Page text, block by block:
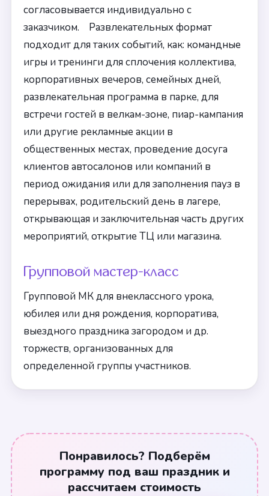
согласовывается индивидуально с
заказчиком. Развлекательных формат
подходит для таких событий, как: командные
игры и тренинги для сплочения коллектива,
корпоративных вечеров, семейных дней,
развлекательная программа в парке, для
встречи гостей в велкам-зоне, пиар-кампания
или другие рекламные акции в
общественных местах, проведение досуга
клиентов автосалонов или компаний в
период ожидания или для заполнения пауз в
перерывах, родительский день в лагере,
открывающая и заключительная часть других
мероприятий, открытие ТЦ или магазина.
Групповой мастер-класс
Групповой МК для внеклассного урока,
юбилея или дня рождения, корпоратива,
выездного праздника загородом и др.
торжеств, организованных для
определенной группы участников.
Понравилось? Подберём
программу под ваш праздник и
рассчитаем стоимость